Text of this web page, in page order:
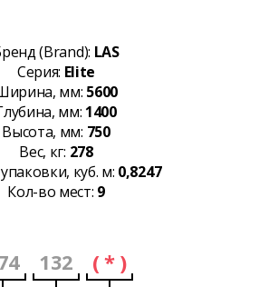
(Brand): LAS
Серия: Elite
мм: 5600
мм: 1400
Высота, мм: 750
Вес, кг: 278
куб. м: 0,8247
Кол-во мест: 9
132 ( * )